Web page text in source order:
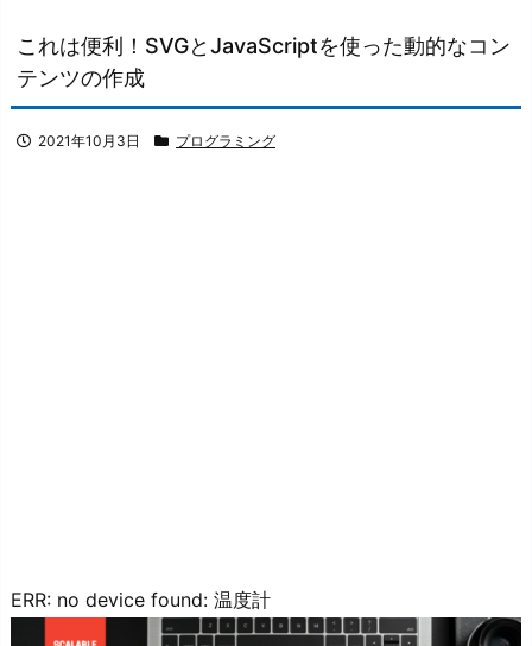
これは便利！SVGとJavaScriptを使った動的なコン
テンツの作成
2021年10月3日 プログラミング
ERR: no device found: 温度計